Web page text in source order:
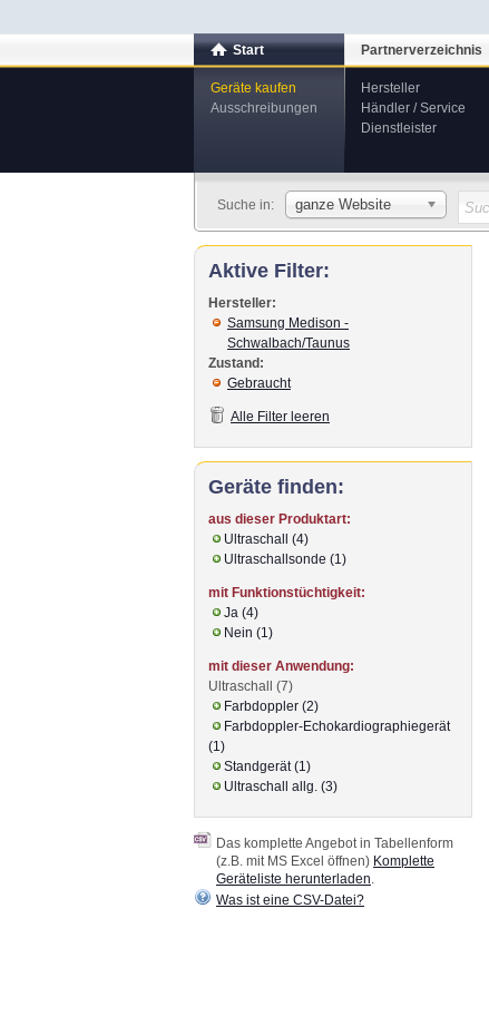
Start
Geräte kaufen
Ausschreibungen
Partnerverzeichnis
Hersteller
Händler / Service
Dienstleister
Suche in: ganze Website
Aktive Filter:
Hersteller:
Samsung Medison -
Schwalbach/Taunus
Zustand:
Gebraucht
Alle Filter leeren
Geräte finden:
aus dieser Produktart:
Ultraschall (4)
Ultraschallsonde (1)
mit Funktionstüchtigkeit:
Ja (4)
Nein (1)
mit dieser Anwendung:
Ultraschall (7)
Farbdoppler (2)
Farbdoppler-Echokardiographiegerät
(1)
Standgerät (1)
Ultraschall allg. (3)
Das komplette Angebot in Tabellenform
(z.B. mit MS Excel öffnen) Komplette
Geräteliste herunterladen
Was ist eine CSV-Datei?